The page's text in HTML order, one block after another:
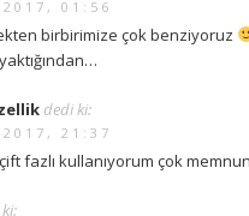
01:56
birbirimize çok benziyoruz
dedi ki:
21:37
fazlı kullanıyorum çok